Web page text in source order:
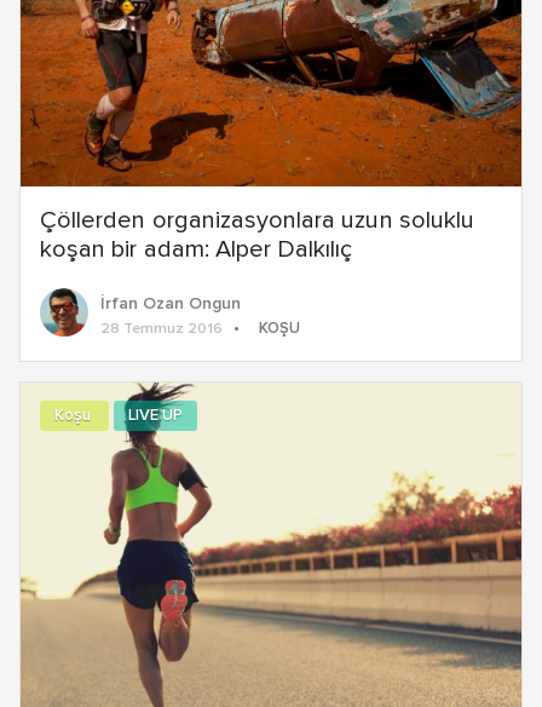
Çöllerden organizasyonlara uzun soluklu
koşan bir adam: Alper Dalkılıç
İrfan Ozan Ongun
28 Temmuz 2016 KOŞU
Koşu LIVE UP